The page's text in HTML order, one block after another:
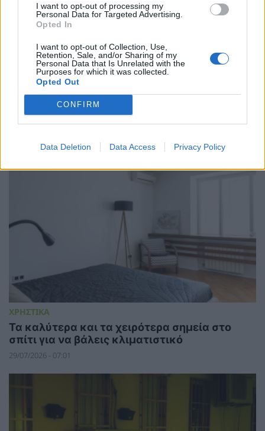
I want to opt-out of processing my
Personal Data for Targeted Advertising.
Opted In
I want to opt-out of Collection, Use,
Retention, Sale, and/or Sharing of my
Personal Data that Is Unrelated with the
Purposes for which it was collected.
Opted Out
CONFIRM
Data Deletion Data Access Privacy Policy
ΧΡΗΣΤΙΚΑ
Πόση απόσταση πρέπει να έχει το φορητό
κλιματιστικό από τον τοίχο για μέγιστη
εξοικονόμηση ρεύματος;
ΧΡΗΣΤΙΚΑ
Τα καλύτερα και τα χειρότερα σημεία στο
σπίτι για να βάλεις κλιματιστικό
29/07/2026 - 07:01